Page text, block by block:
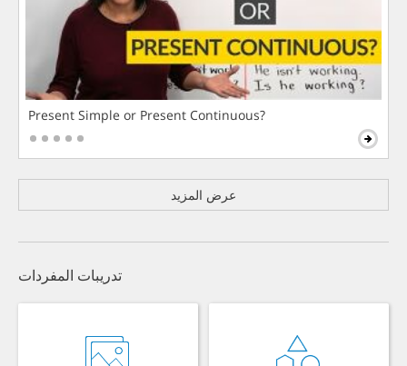
Present Simple or Present Continuous?
عرض المزيد
تدريبات المفردات